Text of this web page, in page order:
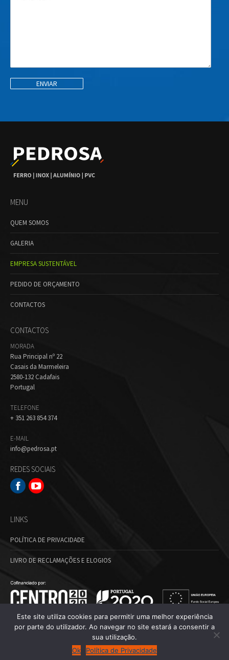
MENU
QUEM SOMOS
GALERIA
EMPRESA SUSTENTÁVEL
PEDIDO DE ORÇAMENTO
CONTACTOS
CONTACTOS
MORADA
Rua Principal nº 22
Casais da Marmeleira
2580-132 Cadafais
Portugal
TELEFONE
+ 351 263 854 374
E-MAIL
info@pedrosa.pt
REDES SOCIAIS
Facebook
Youtube
LINKS
POLÍTICA DE PRIVACIDADE
LIVRO DE RECLAMAÇÕES E ELOGIOS
© Pedrosa - Perfeição com precisão, 2024. Todos os direitos reservados.
Desenvolvido porMMD Unlimited
Este site utiliza cookies para permitir uma melhor experiência
por parte do utilizador. Ao navegar no site estará a consentir a
sua utilização.
Ok
Política de Privacidade